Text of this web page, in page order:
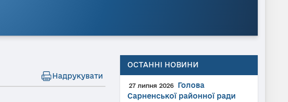
Надрукувати
ОСТАННІ НОВИНИ
27 липня 2026
Голова
Сарненської районної ради